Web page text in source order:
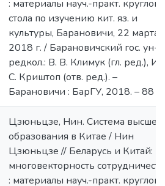
: материалы науч.-практ. круглого
стола по изучению кит. яз. и
культуры, Барановичи, 22 марта
2018 г. / Барановичский гос. ун-т
редкол.: В. В. Климук (гл. ред.), И.
С. Криштоп (отв. ред.). –
Барановичи : БарГУ, 2018. – 88 с.
Цзюньцзе, Нин. Система
образования в Китае / Нин
Цзюньцзе // Беларусь и Китай:
многовекторность
: материалы науч.-практ. круглого